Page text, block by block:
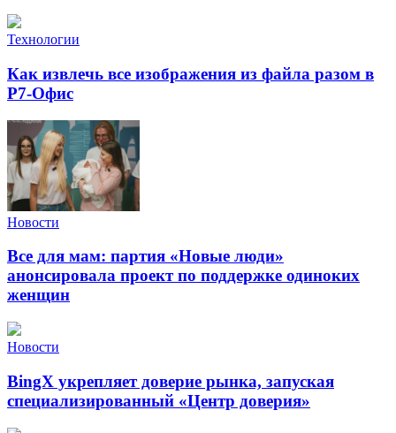
Технологии
Как извлечь все изображения из файла разом в
Р7-Офис
Новости
Все для мам: партия «Новые люди»
анонсировала проект по поддержке одиноких
женщин
Новости
BingX укрепляет доверие рынка, запуская
специализированный «Центр доверия»